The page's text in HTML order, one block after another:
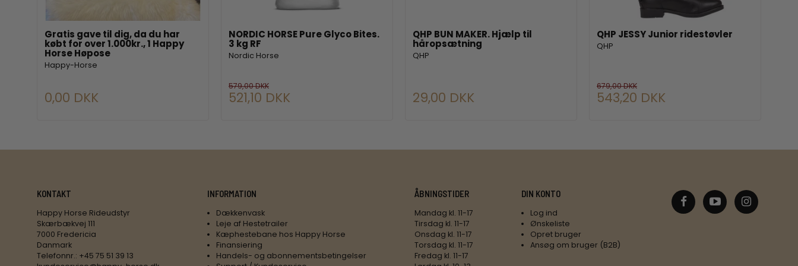
Gratis gave til dig, da du har
købt for over 1.000kr., 1 Happy
Horse Høpose
Happy-Horse
0,00 DKK
NORDIC HORSE Pure Glyco Bites.
3 kg RF
Nordic Horse
579,00 DKK
521,10 DKK
QHP BUN MAKER. Hjælp til
håropsætning
QHP
29,00 DKK
QHP JESSY Junior ridestøvler
QHP
679,00 DKK
543,20 DKK
KONTAKT
Happy Horse Rideudstyr
Skærbækvej 111
7000 Fredericia
Danmark
Telefonnr.: +45 75 51 39 13
INFORMATION
Dækkenvask
Leje af Hestetrailer
Kæphestebane hos Happy Horse
Finansiering
Handels- og abonnementsbetingelser
ÅBNINGSTIDER
Mandag kl. 11-17
Tirsdag kl. 11-17
Onsdag kl. 11-17
Torsdag kl. 11-17
Fredag kl. 11-17
DIN KONTO
Log ind
Ønskeliste
Opret bruger
Ansøg om bruger (B2B)